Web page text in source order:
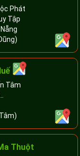
Phát
Tập
Tâm
Thuột